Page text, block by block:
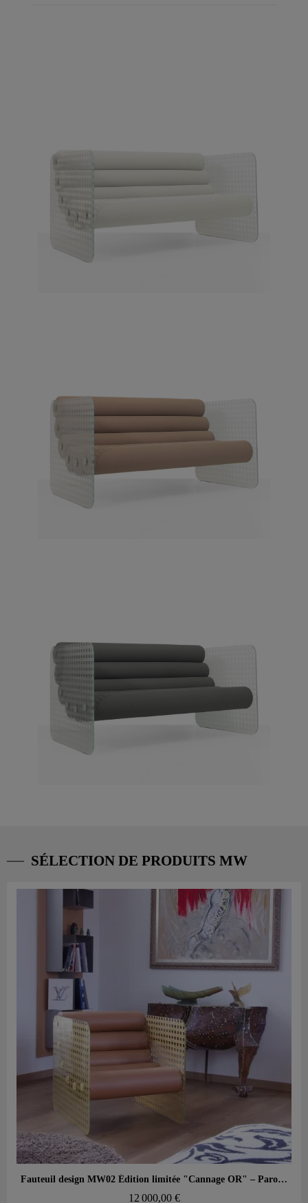
SÉLECTION DE PRODUITS MW
Aperçu rapide Fauteuil design MW02 Édition limitée "Cannage OR" – Parois en verre, assise en mousse
12 000,00 €